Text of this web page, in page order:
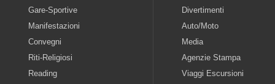
Gare-Sportive
Manifestazioni
Convegni
Riti-Religiosi
Reading
Divertimenti
Auto/Moto
Media
Agenzie Stampa
Viaggi Escursioni